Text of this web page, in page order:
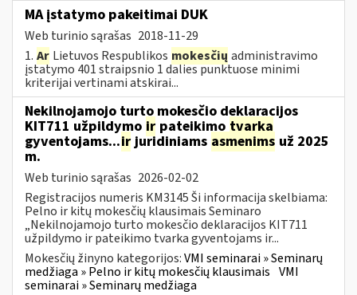
MA įstatymo pakeitimai DUK
Web turinio sąrašas 2018-11-29
1. Ar Lietuvos Respublikos mokesčių administravimo
įstatymo 401 straipsnio 1 dalies punktuose minimi
kriterijai vertinami atskirai...
Nekilnojamojo turto mokesčio deklaracijos
KIT711 užpildymo ir pateikimo tvarka
gyventojams...irjuridiniams asmenims už 2025
m.
Web turinio sąrašas 2026-02-02
Registracijos numeris KM3145 Ši informacija skelbiama:
Pelno ir kitų mokesčių klausimais Seminaro
„Nekilnojamojo turto mokesčio deklaracijos KIT711
užpildymo ir pateikimo tvarka gyventojams ir...
Mokesčių žinyno kategorijos:VMI seminarai » Seminarų
medžiaga » Pelno ir kitų mokesčių klausimais VMI
seminarai » Seminarų medžiaga